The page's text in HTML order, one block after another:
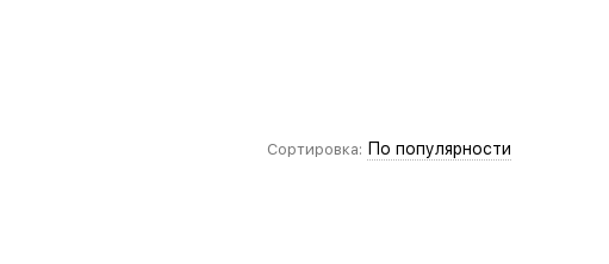
Сортировка: По популярности